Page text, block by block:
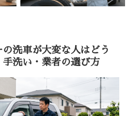
洗車が大変な人はどう
手洗い・業者の選び方